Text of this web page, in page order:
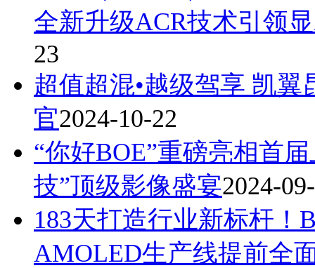
全新升级ACR技术引领
23
超值超混•越级驾享 凯
官2024-10-22
“你好BOE”重磅亮相首
技”顶级影像盛宴2024-
183天打造行业新标杆！
AMOLED生产线提前全